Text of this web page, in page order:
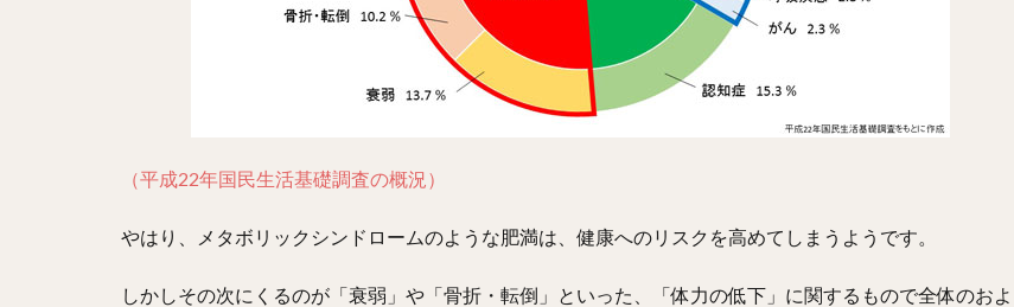
（平成22年国民生活基礎調査の概況）
やはり、メタボリックシンドロームのような肥満は、健康へのリスクを高めてしまうようです。
しかしその次にくるのが「衰弱」や「骨折・転倒」といった、「体力の低下」に関するもので全体のおよ